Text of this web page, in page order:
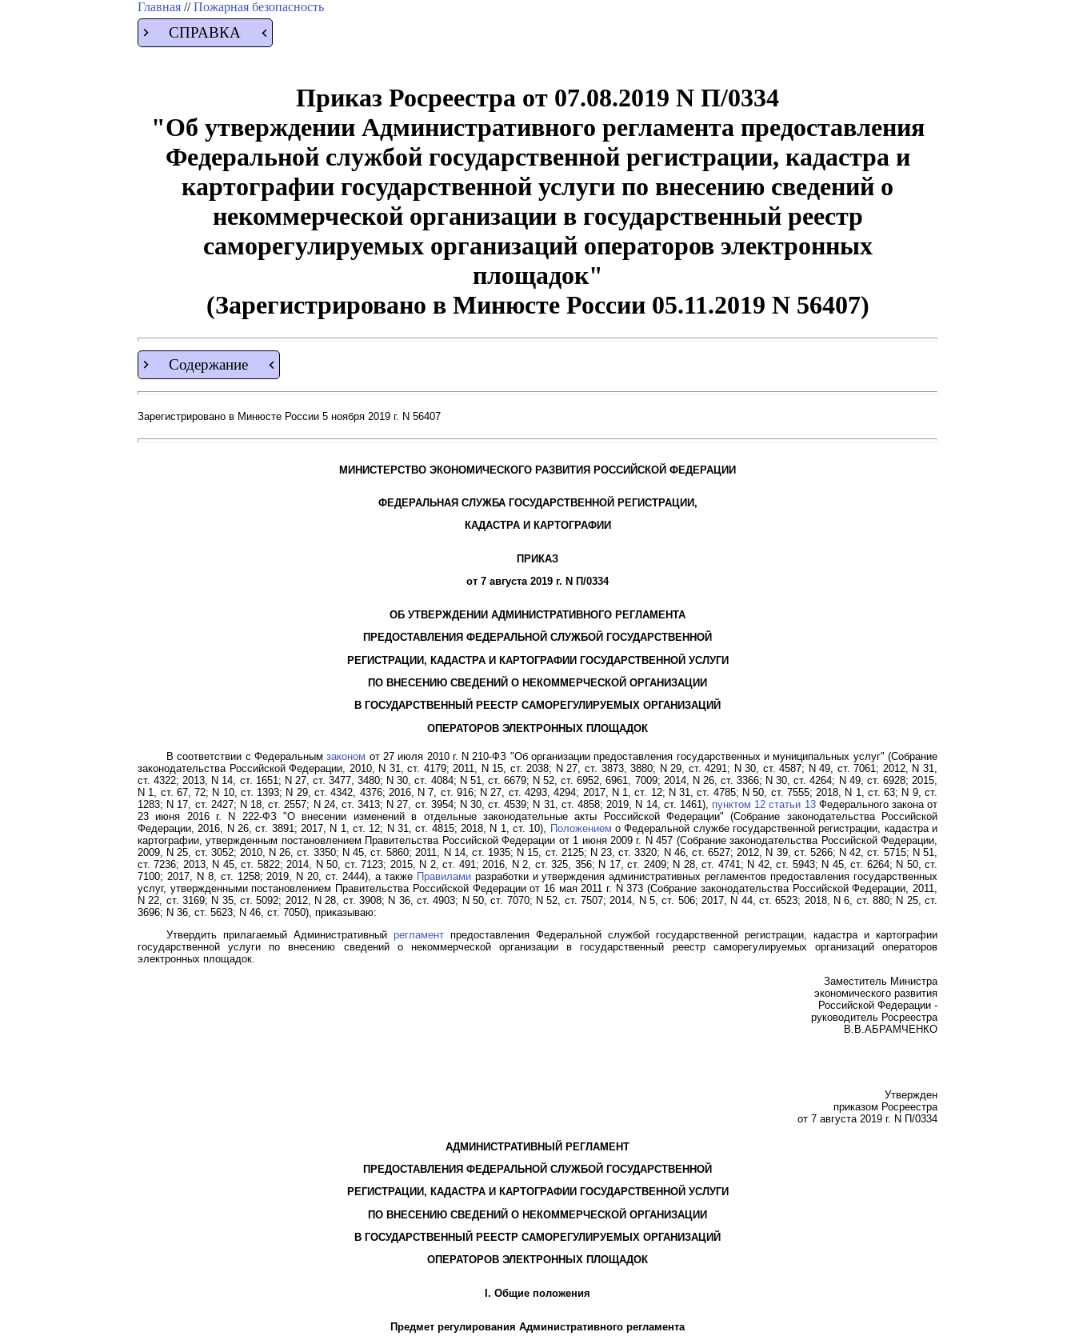
Главная //Пожарная безопасность
СПРАВКА
Приказ Росреестра от 07.08.2019 N П/0334
"Об утверждении Административного регламента предоставления
Федеральной службой государственной регистрации, кадастра и
картографии государственной услуги по внесению сведений о
некоммерческой организации в государственный реестр
саморегулируемых организаций операторов электронных
площадок"
(Зарегистрировано в Минюсте России 05.11.2019 N 56407)
Содержание
Зарегистрировано в Минюсте России 5 ноября 2019 г. N 56407
МИНИСТЕРСТВО ЭКОНОМИЧЕСКОГО РАЗВИТИЯ РОССИЙСКОЙ ФЕДЕРАЦИИ
ФЕДЕРАЛЬНАЯ СЛУЖБА ГОСУДАРСТВЕННОЙ РЕГИСТРАЦИИ,
КАДАСТРА И КАРТОГРАФИИ
ПРИКАЗ
от 7 августа 2019 г. N П/0334
ОБ УТВЕРЖДЕНИИ АДМИНИСТРАТИВНОГО РЕГЛАМЕНТА
ПРЕДОСТАВЛЕНИЯ ФЕДЕРАЛЬНОЙ СЛУЖБОЙ ГОСУДАРСТВЕННОЙ
РЕГИСТРАЦИИ, КАДАСТРА И КАРТОГРАФИИ ГОСУДАРСТВЕННОЙ УСЛУГИ
ПО ВНЕСЕНИЮ СВЕДЕНИЙ О НЕКОММЕРЧЕСКОЙ ОРГАНИЗАЦИИ
В ГОСУДАРСТВЕННЫЙ РЕЕСТР САМОРЕГУЛИРУЕМЫХ ОРГАНИЗАЦИЙ
ОПЕРАТОРОВ ЭЛЕКТРОННЫХ ПЛОЩАДОК
В соответствии с Федеральнымзаконом от 27 июля 2010 г. N 210-ФЗ "Об организации предоставления государственных и муниципальных услуг" (Собрание
законодательства Российской Федерации, 2010, N 31, ст. 4179; 2011, N 15, ст. 2038; N 27, ст. 3873, 3880; N 29, ст. 4291; N 30, ст. 4587; N 49, ст. 7061; 2012, N 31,
ст. 4322; 2013, N 14, ст. 1651; N 27, ст. 3477, 3480; N 30, ст. 4084; N 51, ст. 6679; N 52, ст. 6952, 6961, 7009; 2014, N 26, ст. 3366; N 30, ст. 4264; N 49, ст. 6928; 2015,
N 1, ст. 67, 72; N 10, ст. 1393; N 29, ст. 4342, 4376; 2016, N 7, ст. 916; N 27, ст. 4293, 4294; 2017, N 1, ст. 12; N 31, ст. 4785; N 50, ст. 7555; 2018, N 1, ст. 63; N 9, ст.
1283; N 17, ст. 2427; N 18, ст. 2557; N 24, ст. 3413; N 27, ст. 3954; N 30, ст. 4539; N 31, ст. 4858; 2019, N 14, ст. 1461), пунктом 12 статьи 13Федерального закона от
23 июня 2016 г. N 222-ФЗ "О внесении изменений в отдельные законодательные акты Российской Федерации" (Собрание законодательства Российской
Федерации, 2016, N 26, ст. 3891; 2017, N 1, ст. 12; N 31, ст. 4815; 2018, N 1, ст. 10), Положением о Федеральной службе государственной регистрации, кадастра и
картографии, утвержденным постановлением Правительства Российской Федерации от 1 июня 2009 г. N 457 (Собрание законодательства Российской Федерации,
2009, N 25, ст. 3052; 2010, N 26, ст. 3350; N 45, ст. 5860; 2011, N 14, ст. 1935; N 15, ст. 2125; N 23, ст. 3320; N 46, ст. 6527; 2012, N 39, ст. 5266; N 42, ст. 5715; N 51,
ст. 7236; 2013, N 45, ст. 5822; 2014, N 50, ст. 7123; 2015, N 2, ст. 491; 2016, N 2, ст. 325, 356; N 17, ст. 2409; N 28, ст. 4741; N 42, ст. 5943; N 45, ст. 6264; N 50, ст.
7100; 2017, N 8, ст. 1258; 2019, N 20, ст. 2444), а также Правиламиразработки и утверждения административных регламентов предоставления государственных
услуг, утвержденными постановлением Правительства Российской Федерации от 16 мая 2011 г. N 373 (Собрание законодательства Российской Федерации, 2011,
N 22, ст. 3169; N 35, ст. 5092; 2012, N 28, ст. 3908; N 36, ст. 4903; N 50, ст. 7070; N 52, ст. 7507; 2014, N 5, ст. 506; 2017, N 44, ст. 6523; 2018, N 6, ст. 880; N 25, ст.
3696; N 36, ст. 5623; N 46, ст. 7050), приказываю:
Утвердить прилагаемый Административный регламент предоставления Федеральной службой государственной регистрации, кадастра и картографии
государственной услуги по внесению сведений о некоммерческой организации в государственный реестр саморегулируемых организаций операторов
электронных площадок.
Заместитель Министра
экономического развития
Российской Федерации -
руководитель Росреестра
В.В.АБРАМЧЕНКО
Утвержден
приказом Росреестра
от 7 августа 2019 г. N П/0334
АДМИНИСТРАТИВНЫЙ РЕГЛАМЕНТ
ПРЕДОСТАВЛЕНИЯ ФЕДЕРАЛЬНОЙ СЛУЖБОЙ ГОСУДАРСТВЕННОЙ
РЕГИСТРАЦИИ, КАДАСТРА И КАРТОГРАФИИ ГОСУДАРСТВЕННОЙ УСЛУГИ
ПО ВНЕСЕНИЮ СВЕДЕНИЙ О НЕКОММЕРЧЕСКОЙ ОРГАНИЗАЦИИ
В ГОСУДАРСТВЕННЫЙ РЕЕСТР САМОРЕГУЛИРУЕМЫХ ОРГАНИЗАЦИЙ
ОПЕРАТОРОВ ЭЛЕКТРОННЫХ ПЛОЩАДОК
I. Общие положения
Предмет регулирования Административного регламента